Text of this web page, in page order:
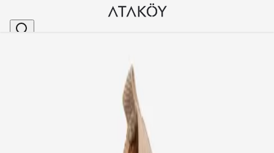
Kadın Triko Toka Detaylı Alçak Topuklu Ayakkabı